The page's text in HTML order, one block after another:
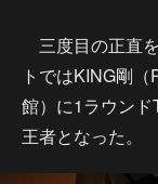
三度目の正直
トではKING剛
館）に1ラウン
王者となった。